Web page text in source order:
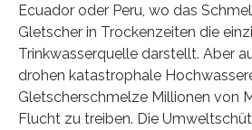
Ecuador oder Peru, wo das
Gletscher in Trockenzeiten die
Trinkwasserquelle darstellt. Aber
drohen katastrophale
Gletscherschmelze Millionen von
Flucht zu treiben. Die